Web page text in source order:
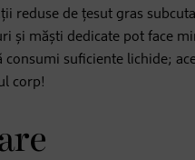
reduse de țesut gras
și măști dedicate pot face
suficiente lichide;
corp!